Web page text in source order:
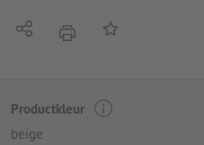
Delen afdrukkenOp de lijst
Productkleur
beige